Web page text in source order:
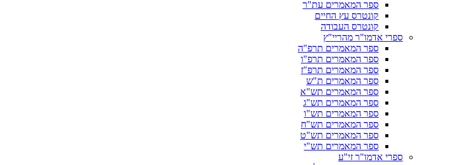
ספר המאמרים עת"ר
קונטרס עץ החיים
קונטרס העבודה
ספרי אדמו"ר מהריי"ץ
ספר המאמרים תרפ"ה
ספר המאמרים תרפ"ו
ספר המאמרים תרפ"ז
ספר המאמרים ת"ש
ספר המאמרים תש"א
ספר המאמרים תש"ג
ספר המאמרים תש"ו
ספר המאמרים תש"ח
ספר המאמרים תש"ט
ספר המאמרים תש"י
ספרי אדמו"ר זי"ע